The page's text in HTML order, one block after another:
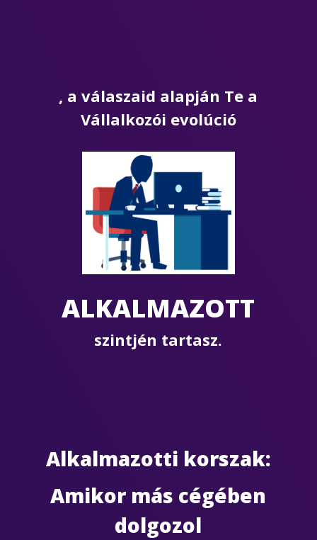
, a válaszaid alapján Te a
Vállalkozói evolúció
ALKALMAZOTT
szintjén tartasz.
Alkalmazotti korszak:
Amikor más cégében
dolgozol